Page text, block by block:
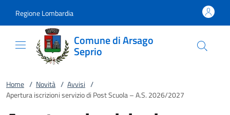
Regione Lombardia
Comune di Arsago
Seprio
Home / Novità / Avvisi /
Apertura iscrizioni servizio di Post Scuola – A.S. 2026/2027